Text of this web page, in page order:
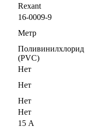
Rexant
16-0009-9
Метр
Поливинилхлорид
(PVC)
Нет
Нет
Нет
Нет
15 А